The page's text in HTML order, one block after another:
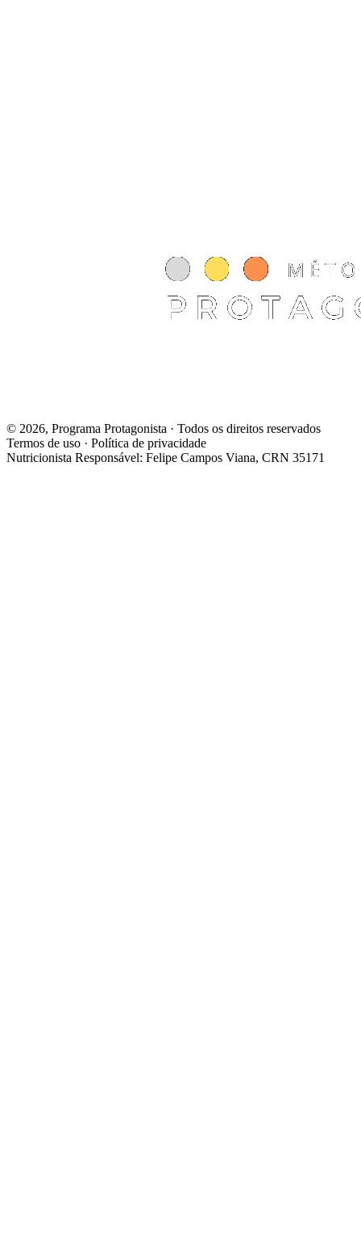
© 2026, Programa Protagonista · Todos os direitos reservados
Termos de uso · Política de privacidade
Nutricionista Responsável: Felipe Campos Viana, CRN 35171